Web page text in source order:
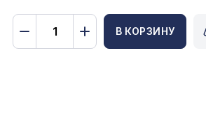
В КОРЗИНУ